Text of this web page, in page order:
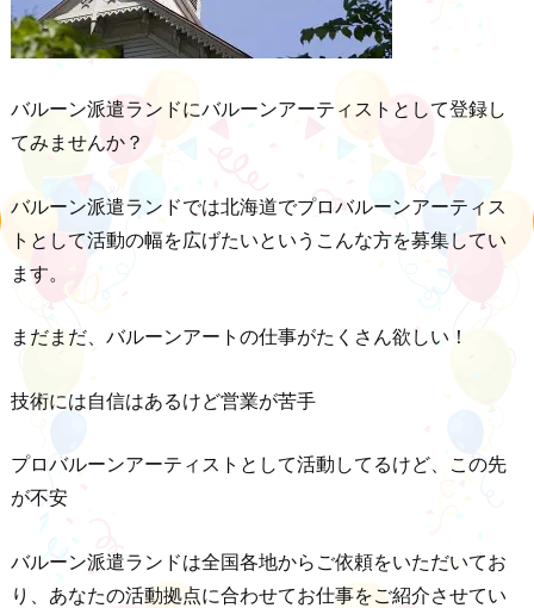
バルーン派遣ランドにバルーンアーティストとして登録し
てみませんか？
バルーン派遣ランドでは北海道でプロバルーンアーティス
トとして活動の幅を広げたいというこんな方を募集してい
ます。
まだまだ、バルーンアートの仕事がたくさん欲しい！
技術には自信はあるけど営業が苦手
プロバルーンアーティストとして活動してるけど、この先
が不安
バルーン派遣ランドは全国各地からご依頼をいただいてお
り、あなたの活動拠点に合わせてお仕事をご紹介させてい